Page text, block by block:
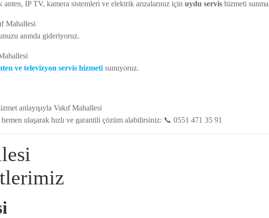
IP TV, kamera sistemleri ve elektrik arızalarınız için uydu servis hizmeti
Mahallesi
anında gideriyoruz.
ve televizyon servis hizmeti sunuyoruz.
anlayışıyla Vakıf Mahallesi
ulaşarak hızlı ve garantili çözüm alabilirsiniz: 📞 0551 471 35 91